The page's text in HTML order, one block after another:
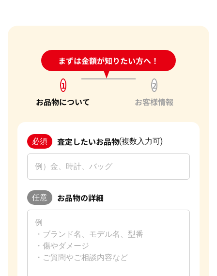
まずは金額が知りたい方へ！
24時間受付中!問い合わせフォーム
1
お品物について
2
お客様情報
必須 査定したいお品物(複数入力可)
任意 お品物の詳細